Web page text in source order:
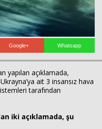
Google+ Whatsapp
yapılan açıklamada,
ait 3 insansız hava
tarafından
iki açıklamada, şu
İLETİŞİM
Haberin Doğru Adresi.